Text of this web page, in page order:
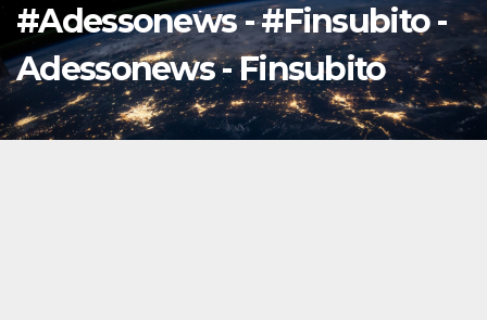
#Adessonews - #Finsubito -
Adessonews - Finsubito